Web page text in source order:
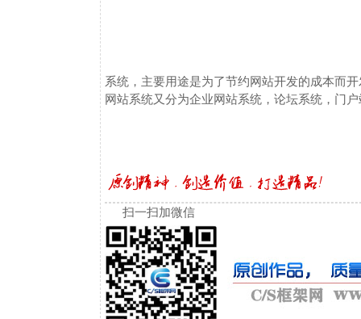
系统，主要用途是为了节约网站开发的成本而
网站系统又分为企业网站系统，论坛系统，门
扫一扫加微信